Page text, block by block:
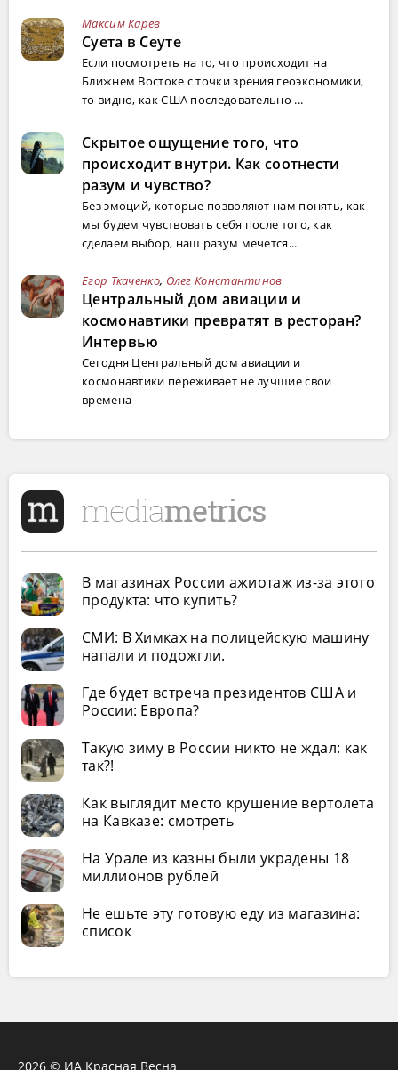
Максим Карев
Суета в Сеуте
Если посмотреть на то, что происходит на
Ближнем Востоке с точки зрения геоэкономики,
то видно, как США последовательно ...
Скрытое ощущение того, что
происходит внутри. Как соотнести
разум и чувство?
Без эмоций, которые позволяют нам понять, как
мы будем чувствовать себя после того, как
сделаем выбор, наш разум мечется...
Егор Ткаченко, Олег Константинов
Центральный дом авиации и
космонавтики превратят в ресторан?
Интервью
Сегодня Центральный дом авиации и
космонавтики переживает не лучшие свои
времена
В магазинах России ажиотаж из-за этого
продукта: что купить?
СМИ: В Химках на полицейскую машину
напали и подожгли.
Где будет встреча президентов США и
России: Европа?
Такую зиму в России никто не ждал: как
так?!
Как выглядит место крушение вертолета
на Кавказе: смотреть
На Урале из казны были украдены 18
миллионов рублей
Не ешьте эту готовую еду из магазина:
список
2026 © ИА Красная Весна